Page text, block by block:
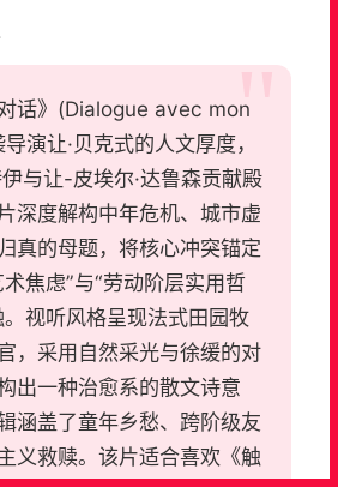
对话》(Dialogue avec mon
演让·贝克式的人文厚度，
与让-皮埃尔·达鲁森贡献殿
深度解构中年危机、城市虚
真的母题，将核心冲突锚定
焦虑”与“劳动阶层实用哲
。视听风格呈现法式田园牧
，采用自然采光与徐缓的对
出一种治愈系的散文诗意
涵盖了童年乡愁、跨阶级友
义救赎。该片适合喜欢《触